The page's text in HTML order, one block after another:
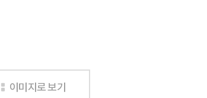
이미지로 보기